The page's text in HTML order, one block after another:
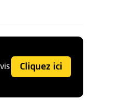
Cliquez ici